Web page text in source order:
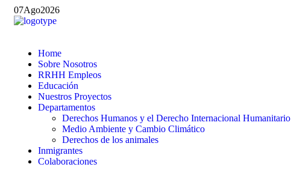
07Ago2026
Home
Sobre Nosotros
RRHH Empleos
Educación
Nuestros Proyectos
Departamentos
Derechos Humanos y el Derecho Internacional Humanitario
Medio Ambiente y Cambio Climático
Derechos de los animales
Inmigrantes
Colaboraciones